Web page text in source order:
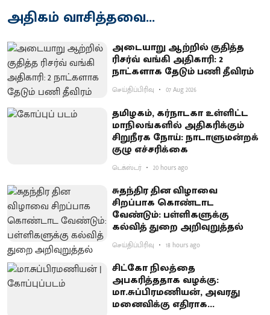
அதிகம் வாசித்தவை...
அடையாறு ஆற்றில் குதித்த
ரிசர்வ் வங்கி அதிகாரி: 2
நாட்களாக தேடும் பணி தீவிரம்
செய்திப்பிரிவு 07 Aug 2026
தமிழகம், கர்நாடகா உள்ளிட்ட
மாநிலங்களில் அதிகரிக்கும்
சிறுநீரக நோய்: நாடாளுமன்றக்
குழு எச்சரிக்கை
டெக்ஸ்டர் 20 hours ago
சுதந்திர தின விழாவை
சிறப்பாக கொண்டாட
வேண்டும்: பள்ளிகளுக்கு
கல்வித் துறை அறிவுறுத்தல்
செய்திப்பிரிவு 18 hours ago
சிட்கோ நிலத்தை
அபகரித்ததாக வழக்கு:
மா.சுப்பிரமணியன், அவரது
மனைவிக்கு எதிராக